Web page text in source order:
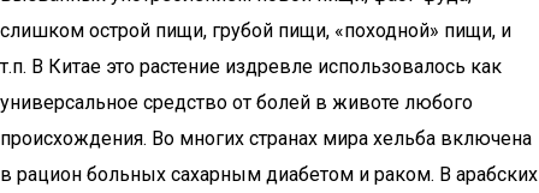
слишком острой пищи, грубой пищи, «походной» пищи, и
т.п. В Китае это растение издревле использовалось как
универсальное средство от болей в животе любого
происхождения. Во многих странах мира хельба включена
в рацион больных сахарным диабетом и раком. В арабских